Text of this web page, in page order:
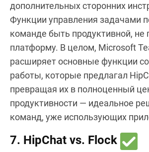
дополнительных сторонних
Функции управления задачами
команде быть продуктивной, не
платформу. В целом, Microsoft
расширяет основные функции
работы, которые предлагал
превращая их в полноценный
продуктивности — идеальное
команд, уже использующих
7. HipChat vs. Flock